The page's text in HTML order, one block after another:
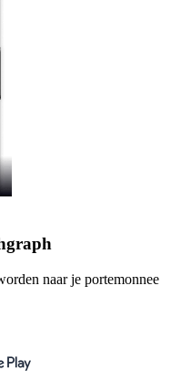
naar je portemonnee